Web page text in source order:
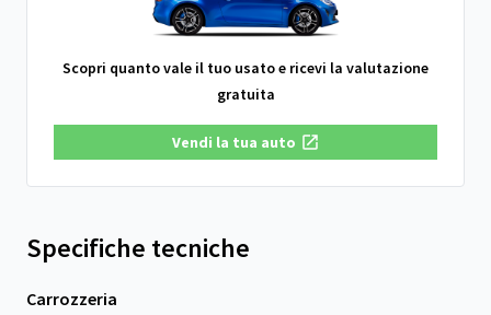
Scopri quanto vale il tuo usato e ricevi la valutazione
gratuita
Vendi la tua auto
Specifiche tecniche
Carrozzeria